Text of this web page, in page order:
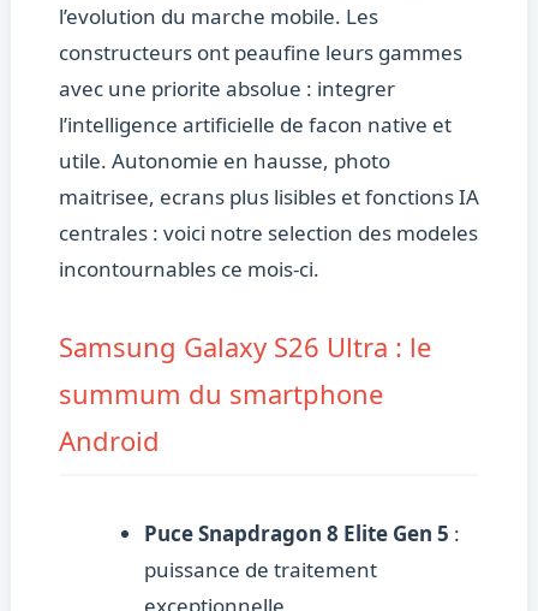
l’evolution du marche mobile. Les
constructeurs ont peaufine leurs gammes
avec une priorite absolue : integrer
l’intelligence artificielle de facon native et
utile. Autonomie en hausse, photo
maitrisee, ecrans plus lisibles et fonctions IA
centrales : voici notre selection des modeles
incontournables ce mois-ci.
Samsung Galaxy S26 Ultra : le
summum du smartphone
Android
Puce Snapdragon 8 Elite Gen 5 :
puissance de traitement